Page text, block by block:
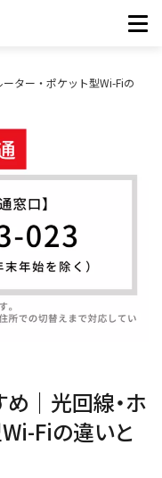
ター・ポケット型Wi-Fiの
｜光回線・ホ
Wi-Fiの違いと